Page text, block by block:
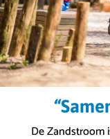
De Zandstroom